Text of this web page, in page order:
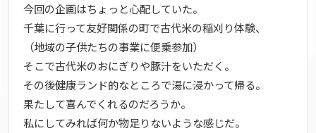
今回の企画はちょっと心配していた。
千葉に行って友好関係の町で古代米の稲刈り体験、
（地域の子供たちの事業に便乗参加）
そこで古代米のおにぎりや豚汁をいただく。
その後健康ランド的なところで湯に浸かって帰る。
果たして喜んでくれるのだろうか。
私にしてみれば何か物足りないような感じだ。